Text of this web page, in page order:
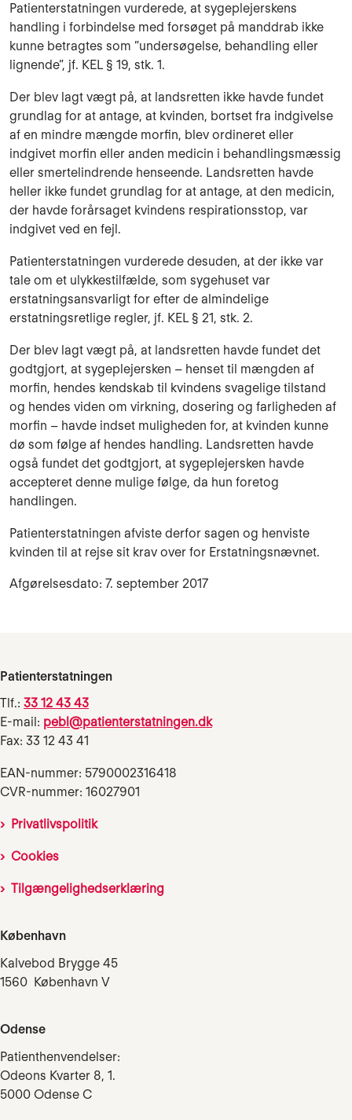
Patienterstatningen vurderede, at sygeplejerskens
handling i forbindelse med forsøget på manddrab ikke
kunne betragtes som ”undersøgelse, behandling eller
lignende”, jf. KEL § 19, stk. 1.
Der blev lagt vægt på, at landsretten ikke havde fundet
grundlag for at antage, at kvinden, bortset fra indgivelse
af en mindre mængde morfin, blev ordineret eller
indgivet morfin eller anden medicin i behandlingsmæssig
eller smertelindrende henseende. Landsretten havde
heller ikke fundet grundlag for at antage, at den medicin,
der havde forårsaget kvindens respirationsstop, var
indgivet ved en fejl.
Patienterstatningen vurderede desuden, at der ikke var
tale om et ulykkestilfælde, som sygehuset var
erstatningsansvarligt for efter de almindelige
erstatningsretlige regler, jf. KEL § 21, stk. 2.
Der blev lagt vægt på, at landsretten havde fundet det
godtgjort, at sygeplejersken – henset til mængden af
morfin, hendes kendskab til kvindens svagelige tilstand
og hendes viden om virkning, dosering og farligheden af
morfin – havde indset muligheden for, at kvinden kunne
dø som følge af hendes handling. Landsretten havde
også fundet det godtgjort, at sygeplejersken havde
accepteret denne mulige følge, da hun foretog
handlingen.
Patienterstatningen afviste derfor sagen og henviste
kvinden til at rejse sit krav over for Erstatningsnævnet.
Afgørelsesdato: 7. september 2017
Patienterstatningen
Tlf.: 33 12 43 43
E-mail: pebl@patienterstatningen.dk
Fax: 33 12 43 41
EAN-nummer: 5790002316418
CVR-nummer: 16027901
Privatlivspolitik
Cookies
Tilgængelighedserklæring
København
Kalvebod Brygge 45
1560 København V
Odense
Patienthenvendelser:
Odeons Kvarter 8, 1.
5000 Odense C